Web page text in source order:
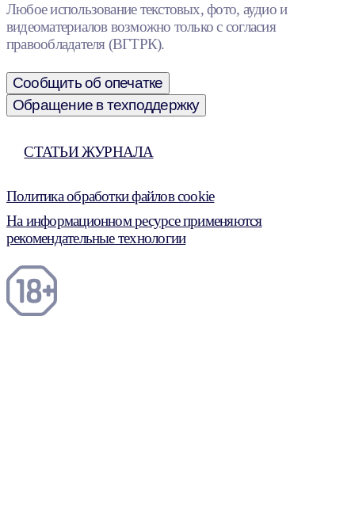
Любое использование текстовых, фото, аудио и
видеоматериалов возможно только с согласия
правообладателя (ВГТРК).
Сообщить об опечатке
Обращение в техподдержку
СТАТЬИ ЖУРНАЛА
Политика обработки файлов cookie
На информационном ресурсе применяются
рекомендательные технологии